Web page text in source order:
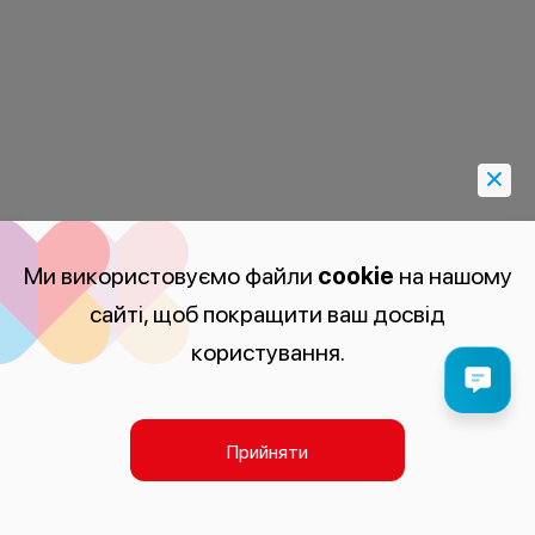
Ми використовуємо файли cookie на нашому
сайті, щоб покращити ваш досвід
користування.
Прийняти